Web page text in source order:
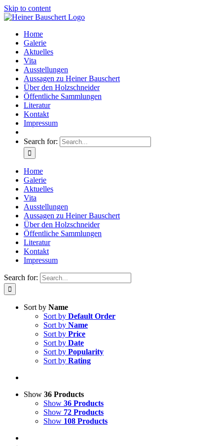
Skip to content
Home
Galerie
Aktuelles
Vita
Ausstellungen
Aussagen zu Heiner Bauschert
Über den Holzschneider
Öffentliche Sammlungen
Literatur
Kontakt
Impressum
Search for:
Home
Galerie
Aktuelles
Vita
Ausstellungen
Aussagen zu Heiner Bauschert
Über den Holzschneider
Öffentliche Sammlungen
Literatur
Kontakt
Impressum
Search for:
Sort by Name
Sort by Default Order
Sort by Name
Sort by Price
Sort by Date
Sort by Popularity
Sort by Rating
Show 36 Products
Show 36 Products
Show 72 Products
Show 108 Products